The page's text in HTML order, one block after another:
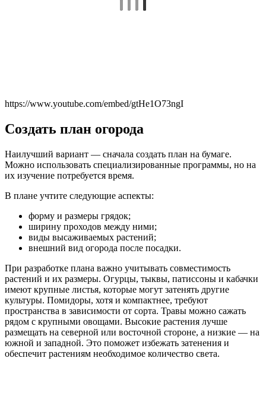
https://www.youtube.com/embed/gtHe1O73ngI
Создать план огорода
Наилучший вариант — сначала создать план на бумаге.
Можно использовать специализированные программы, но на
их изучение потребуется время.
В плане учтите следующие аспекты:
форму и размеры грядок;
ширину проходов между ними;
виды высаживаемых растений;
внешний вид огорода после посадки.
При разработке плана важно учитывать совместимость
растений и их размеры. Огурцы, тыквы, патиссоны и кабачки
имеют крупные листья, которые могут затенять другие
культуры. Помидоры, хотя и компактнее, требуют
пространства в зависимости от сорта. Травы можно сажать
рядом с крупными овощами. Высокие растения лучше
размещать на северной или восточной стороне, а низкие — на
южной и западной. Это поможет избежать затенения и
обеспечит растениям необходимое количество света.